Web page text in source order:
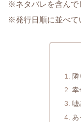
※ネタバレを含んで
※発行日順に並べて
隣
幸
嘘
あ